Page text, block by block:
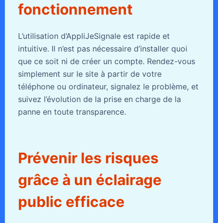
fonctionnement
L’utilisation d’AppliJeSignale est rapide et
intuitive. Il n’est pas nécessaire d’installer quoi
que ce soit ni de créer un compte. Rendez-vous
simplement sur le site à partir de votre
téléphone ou ordinateur, signalez le problème, et
suivez l’évolution de la prise en charge de la
panne en toute transparence.
Prévenir les risques
grâce à un éclairage
public efficace